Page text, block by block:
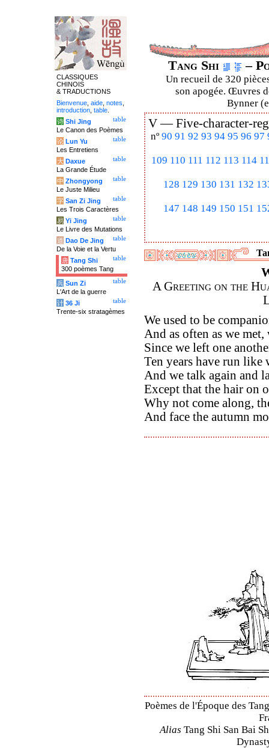
Tang Shi –
Un recueil de 320
son apogée. Œuvres
Bynner
V —Five-character-
nº 90 91 92 93 94 95 96 97
109 110 111 112 113 114
128 129 130 131 132
147 148 149 150 151
A Greeting on the
We used to be
And as often as we
Since we left one
Ten years have run
And we talk again and
Except that the hair on
Why not come along,
And face the autumn
Poèmes de l'Époque des
Alias Tang Shi San Bai
CLASSIQUES
CHINOIS
& TRADUCTIONS
Bienvenue aide notes
introduction table
table
诗 Shi Jing
Le Canon des Poèmes
table
论 Lun Yu
Les Entretiens
table
大 Daxue
La Grande Étude
table
中 Zhongyong
Le Juste Milieu
table
字 San Zi Jing
Les Trois Caractères
table
易 Yi Jing
Le Livre des Mutations
table
道 Dao De Jing
De la Voie et la Vertu
table
唐 Tang Shi
300 poèmes Tang
table
兵 Sun Zi
L'Art de la guerre
table
计 36 Ji
Trente-six stratagèmes